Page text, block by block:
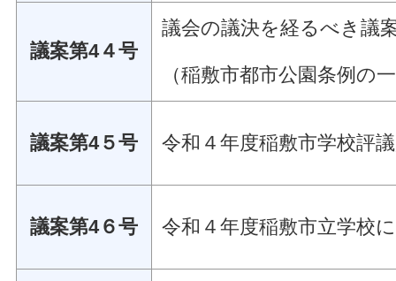
議案第4４号
議会の議決を経るべき議
（稲敷市都市公園条例の
議案第4５号 令和４年度稲敷市学校評
議案第4６号 令和４年度稲敷市立学校